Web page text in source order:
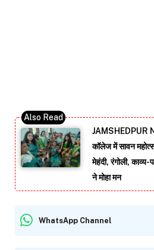
JAMSHEDPUR
कॉलेज में सावन
मेहंदी, रंगोली, काव्य-
ने मोहा मन
WhatsApp Channel